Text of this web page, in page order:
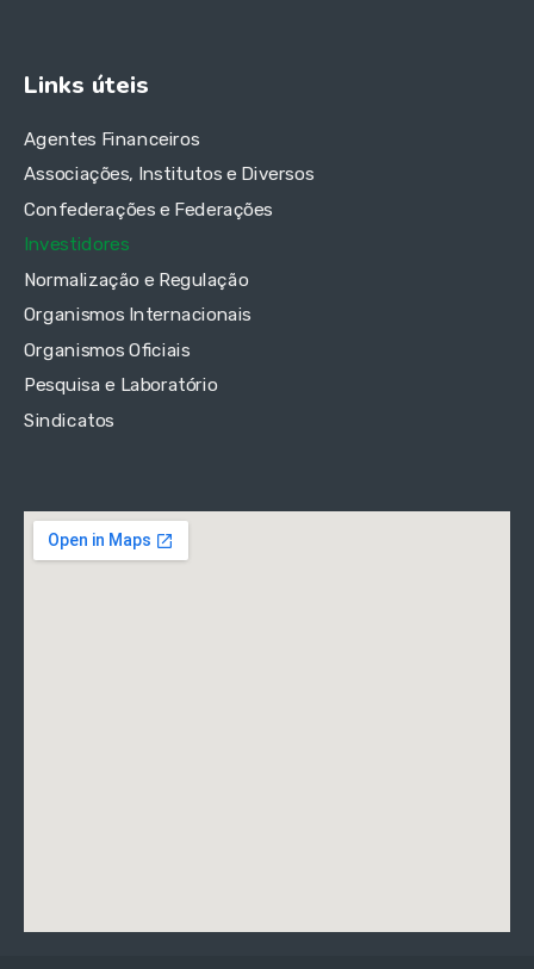
Links úteis
Agentes Financeiros
Associações, Institutos e Diversos
Confederações e Federações
Investidores
Normalização e Regulação
Organismos Internacionais
Organismos Oficiais
Pesquisa e Laboratório
Sindicatos